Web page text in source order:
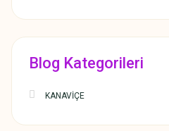
Blog Kategorileri
KANAVİÇE